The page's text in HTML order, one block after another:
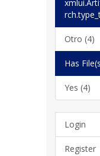
Otro (4)
Has
Yes (4)
Login
Register